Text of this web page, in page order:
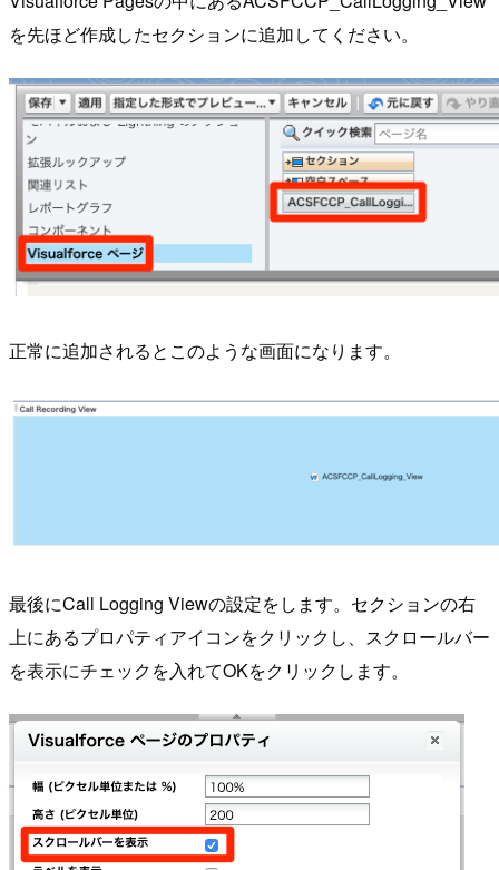
を先ほど作成したセクションに追加してください。
正常に追加されるとこのような画面になります。
最後にCall Logging Viewの設定をします。セクションの右
上にあるプロパティアイコンをクリックし、スクロールバー
を表示にチェックを入れてOKをクリックします。